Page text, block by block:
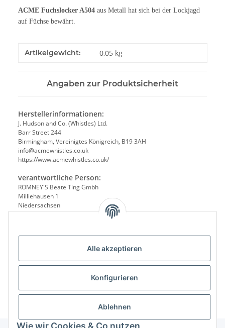
Alle akzeptieren
Konfigurieren
Ablehnen
Wie wir Cookies & Co nutzen
ACME Fuchslocker A504 aus Metall hat sich bei der Lockjagd
auf Füchse bewährt.
Produkteigenschaft
Wert
Artikelgewicht: 0,05 kg
Angaben zur Produktsicherheit
Herstellerinformationen:
J. Hudson and Co. (Whistles) Ltd.
Barr Street 244
Birmingham, Vereinigtes Königreich, B19 3AH
info@acmewhistles.co.uk
https://www.acmewhistles.co.uk/
verantwortliche Person:
ROMNEY'S Beate Ting Gmbh
Milliehausen 1
Niedersachsen
Bad Münder, Deutschland, 31848